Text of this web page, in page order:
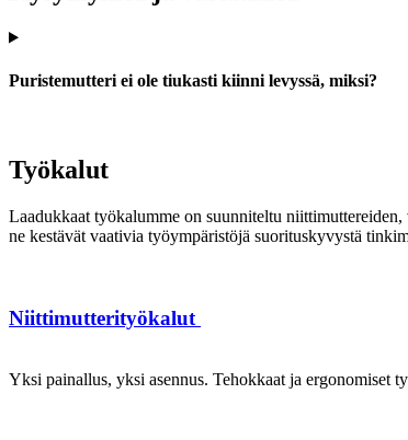
Puristemutteri ei ole tiukasti kiinni levyssä, miksi?
Työkalut
Laadukkaat työkalumme on suunniteltu
ne kestävät vaativia työympäristöjä suorituskyvystä
Niittimutterityökalut
Yksi painallus, yksi asennus. Tehokkaat ja ergonomiset